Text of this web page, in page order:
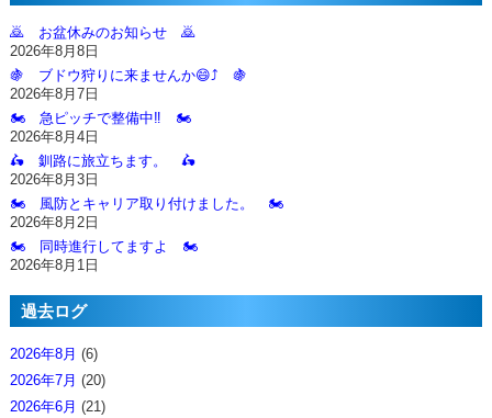
🙇‍ お盆休みのお知らせ 🙇‍
2026年8月8日
🍇 ブドウ狩りに来ませんか😄⤴️ 🍇
2026年8月7日
🏍️ 急ピッチで整備中‼️ 🏍️
2026年8月4日
🛵 釧路に旅立ちます。 🛵
2026年8月3日
🏍️ 風防とキャリア取り付けました。 🏍️
2026年8月2日
🏍️ 同時進行してますよ 🏍️
2026年8月1日
過去ログ
2026年8月 (6)
2026年7月 (20)
2026年6月 (21)